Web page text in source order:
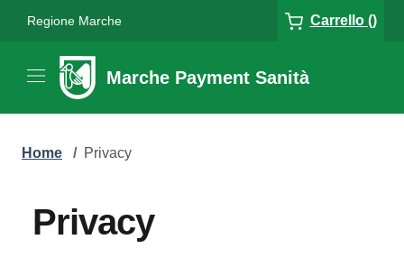
Regione Marche Carrello ()
Marche Payment Sanità
Home / Privacy
Privacy